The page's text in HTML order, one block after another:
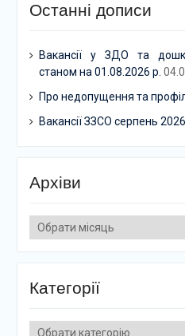
Останні дописи
Вакансії у ЗДО та
станом на 01.08.2026 р.
Про недопущення та
Вакансії ЗЗСО серпень 2026
Архіви
Архіви
Категорії
Категорії